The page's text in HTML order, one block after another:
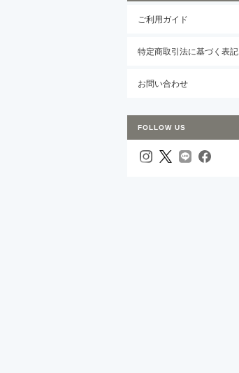
ご利用ガイド
特定商取引法に基づく表記
お問い合わせ
FOLLOW US